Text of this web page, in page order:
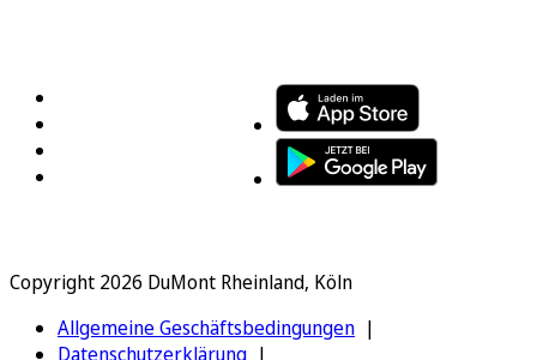
Copyright 2026 DuMont Rheinland, Köln
Allgemeine Geschäftsbedingungen
Datenschutzerklärung